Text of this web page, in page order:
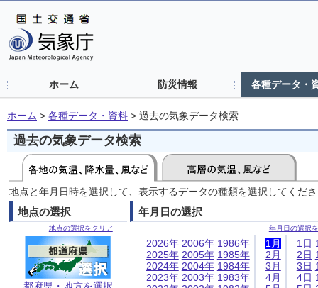
ホーム 防災情報 各種データ・
ホーム > 各種データ・資料 > 過去の気象データ検索
過去の気象データ検索
地点と年月日時を選択して、表示するデータの種類を選択してくだ
地点の選択
地点の選択をクリア
年月日の選択
年月日の選択
2026年
2025年
2024年
2023年
2006年
2005年
2004年
2003年
1986年
1985年
1984年
1983年
1月
2月
3月
4月
1日
2日
3日
4日